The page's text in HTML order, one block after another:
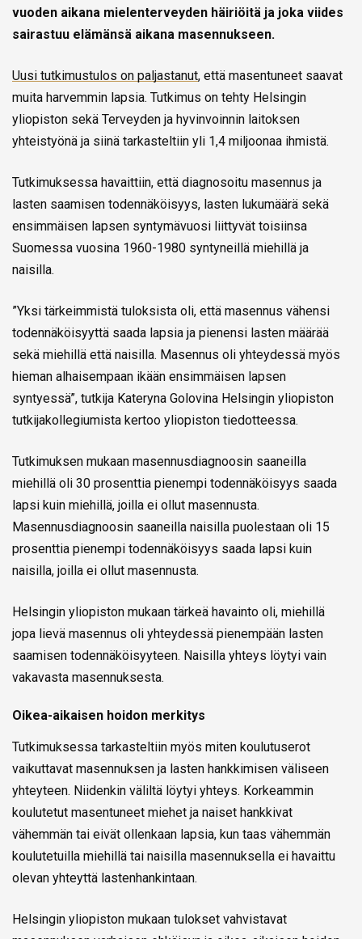
vuoden aikana mielenterveyden häiriöitä ja joka viides
sairastuu elämänsä aikana masennukseen.
Uusi tutkimustulos on paljastanut, että masentuneet saavat
muita harvemmin lapsia. Tutkimus on tehty Helsingin
yliopiston sekä Terveyden ja hyvinvoinnin laitoksen
yhteistyönä ja siinä tarkasteltiin yli 1,4 miljoonaa ihmistä.
Tutkimuksessa havaittiin, että diagnosoitu masennus ja
lasten saamisen todennäköisyys, lasten lukumäärä sekä
ensimmäisen lapsen syntymävuosi liittyvät toisiinsa
Suomessa vuosina 1960-1980 syntyneillä miehillä ja
naisilla.
”Yksi tärkeimmistä tuloksista oli, että masennus vähensi
todennäköisyyttä saada lapsia ja pienensi lasten määrää
sekä miehillä että naisilla. Masennus oli yhteydessä myös
hieman alhaisempaan ikään ensimmäisen lapsen
syntyessä”, tutkija Kateryna Golovina Helsingin yliopiston
tutkijakollegiumista kertoo yliopiston tiedotteessa.
Tutkimuksen mukaan masennusdiagnoosin saaneilla
miehillä oli 30 prosenttia pienempi todennäköisyys saada
lapsi kuin miehillä, joilla ei ollut masennusta.
Masennusdiagnoosin saaneilla naisilla puolestaan oli 15
prosenttia pienempi todennäköisyys saada lapsi kuin
naisilla, joilla ei ollut masennusta.
Helsingin yliopiston mukaan tärkeä havainto oli, miehillä
jopa lievä masennus oli yhteydessä pienempään lasten
saamisen todennäköisyyteen. Naisilla yhteys löytyi vain
vakavasta masennuksesta.
Oikea-aikaisen hoidon merkitys
Tutkimuksessa tarkasteltiin myös miten koulutuserot
vaikuttavat masennuksen ja lasten hankkimisen väliseen
yhteyteen. Niidenkin väliltä löytyi yhteys. Korkeammin
koulutetut masentuneet miehet ja naiset hankkivat
vähemmän tai eivät ollenkaan lapsia, kun taas vähemmän
koulutetuilla miehillä tai naisilla masennuksella ei havaittu
olevan yhteyttä lastenhankintaan.
Helsingin yliopiston mukaan tulokset vahvistavat